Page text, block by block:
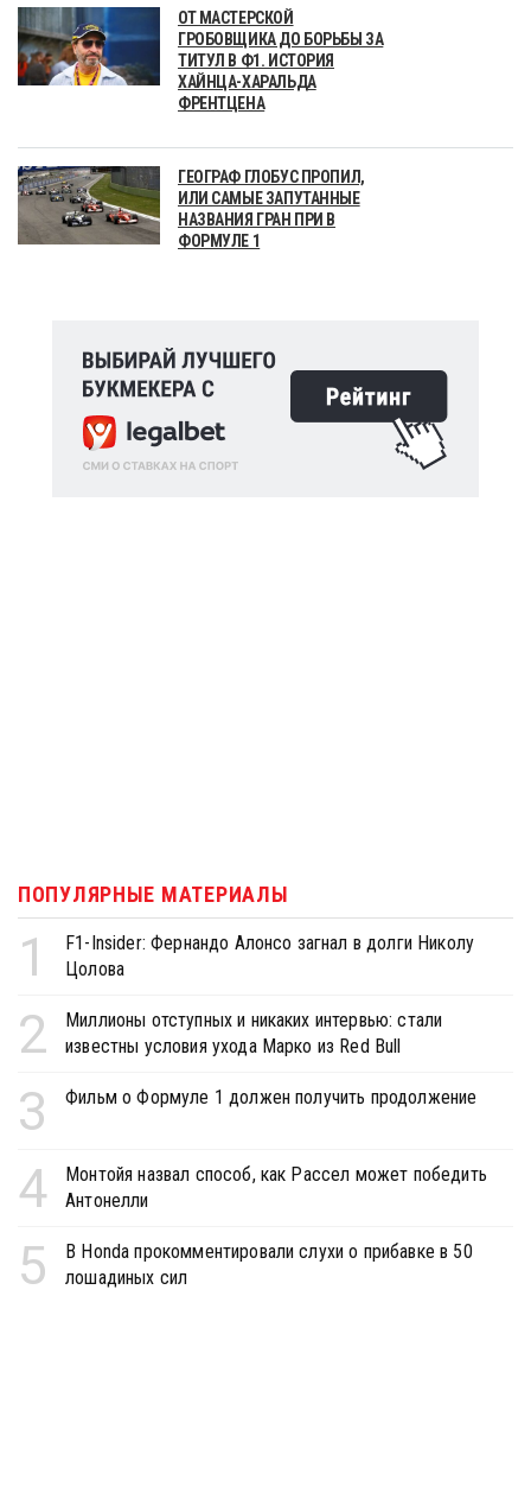
ОТ МАСТЕРСКОЙ
ГРОБОВЩИКА ДО БОРЬБЫ ЗА
ТИТУЛ В Ф1. ИСТОРИЯ
ХАЙНЦА-ХАРАЛЬДА
ФРЕНТЦЕНА
ГЕОГРАФ ГЛОБУС ПРОПИЛ,
ИЛИ САМЫЕ ЗАПУТАННЫЕ
НАЗВАНИЯ ГРАН ПРИ В
ФОРМУЛЕ 1
ПОПУЛЯРНЫЕ МАТЕРИАЛЫ
1
F1-Insider: Фернандо Алонсо загнал в долги Николу
Цолова
2
Миллионы отступных и никаких интервью: стали
известны условия ухода Марко из Red Bull
3 Фильм о Формуле 1 должен получить продолжение
4
Монтойя назвал способ, как Рассел может победить
Антонелли
5
В Honda прокомментировали слухи о прибавке в 50
лошадиных сил